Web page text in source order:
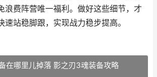
浪费阵营唯一福利。做好这些细节，才
速站稳脚跟，实现战力稳步提高。
在哪里儿掉落 影之刃3魂装备攻略